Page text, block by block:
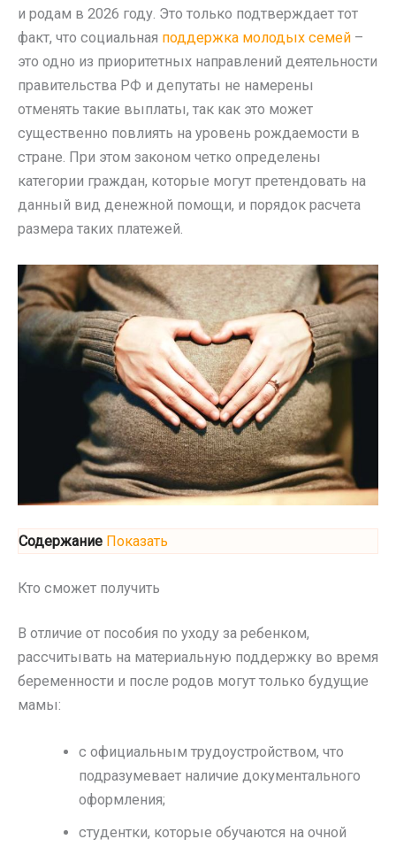
и родам в 2026 году. Это только подтверждает тот
факт, что социальная поддержка молодых семей –
это одно из приоритетных направлений деятельности
правительства РФ и депутаты не намерены
отменять такие выплаты, так как это может
существенно повлиять на уровень рождаемости в
стране. При этом законом четко определены
категории граждан, которые могут претендовать на
данный вид денежной помощи, и порядок расчета
размера таких платежей.
Содержание Показать
Кто сможет получить
В отличие от пособия по уходу за ребенком,
рассчитывать на материальную поддержку во время
беременности и после родов могут только будущие
мамы:
с официальным трудоустройством, что
подразумевает наличие документального
оформления;
студентки, которые обучаются на очной